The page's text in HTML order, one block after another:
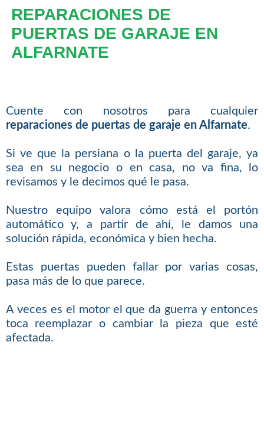
REPARACIONES DE
PUERTAS DE GARAJE EN
ALFARNATE
Cuente con nosotros para cualquier
reparaciones de puertas de garaje en Alfarnate.
Si ve que la persiana o la puerta del garaje, ya
sea en su negocio o en casa, no va fina, lo
revisamos y le decimos qué le pasa.
Nuestro equipo valora cómo está el portón
automático y, a partir de ahí, le damos una
solución rápida, económica y bien hecha.
Estas puertas pueden fallar por varias cosas,
pasa más de lo que parece.
A veces es el motor el que da guerra y entonces
toca reemplazar o cambiar la pieza que esté
afectada.